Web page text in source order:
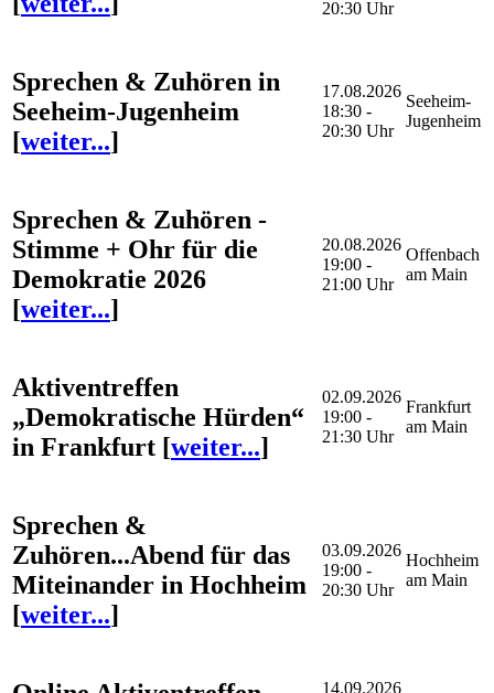
20:30 Uhr
Sprechen & Zuhören in
Seeheim-Jugenheim
[weiter...]
17.08.2026
18:30 -
20:30 Uhr
Seeheim-
Jugenheim
Sprechen & Zuhören -
Stimme + Ohr für die
Demokratie 2026
[weiter...]
20.08.2026
19:00 -
21:00 Uhr
Offenbach
am Main
Aktiventreffen
„Demokratische Hürden“
in Frankfurt [weiter...]
02.09.2026
19:00 -
21:30 Uhr
Frankfurt
am Main
Sprechen &
Zuhören...Abend für das
Miteinander in Hochheim
[weiter...]
03.09.2026
19:00 -
20:30 Uhr
Hochheim
am Main
14.09.2026